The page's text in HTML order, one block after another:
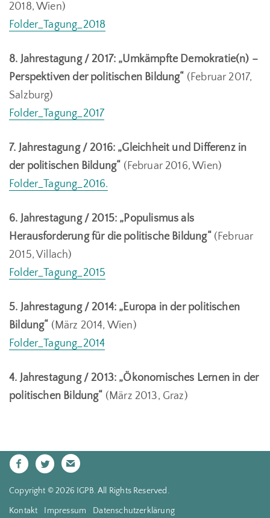
2018, Wien)
Folder_Tagung_2018
8. Jahrestagung / 2017: „Umkämpfte Demokratie(n) –
Perspektiven der politischen Bildung“ (Februar 2017,
Salzburg)
Folder_Tagung_2017
7. Jahrestagung / 2016: „Gleichheit und Differenz in
der politischen Bildung“ (Februar 2016, Wien)
Folder_Tagung_2016.
6. Jahrestagung / 2015: „Populismus als
Herausforderung für die politische Bildung“ (Februar
2015, Villach)
Folder_Tagung_2015
5. Jahrestagung / 2014: „Europa in der politischen
Bildung“ (März 2014, Wien)
Folder_Tagung_2014
4. Jahrestagung / 2013: „Ökonomisches Lernen in der
politischen Bildung“ (März 2013, Graz)
Copyright © 2026 IGPB. All Rights Reserved.
Kontakt Impressum Datenschutzerklärung